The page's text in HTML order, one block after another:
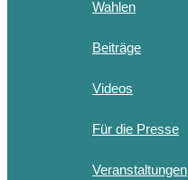
Wahlen
Beiträge
Videos
Für die Presse
Veranstaltungen